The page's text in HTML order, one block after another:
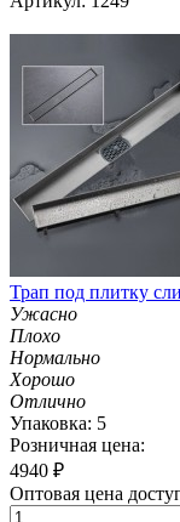
Трап под плитку
Ужасно
Плохо
Нормально
Хорошо
Отлично
Упаковка: 5
Розничная цена:
4940 ₽
Оптовая цена